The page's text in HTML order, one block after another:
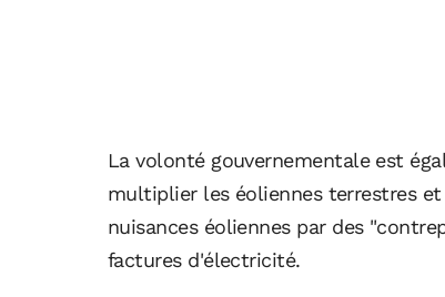
La volonté gouvernementale est
multiplier les éoliennes terrestres
nuisances éoliennes par des
factures d'électricité.